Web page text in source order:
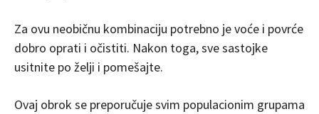
Za ovu neobičnu kombinaciju potrebno je voće i povrće
dobro oprati i očistiti. Nakon toga, sve sastojke
usitnite po želji i pomešajte.
Ovaj obrok se preporučuje svim populacionim grupama